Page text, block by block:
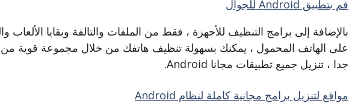
قم بتطبيق Android للجوال
بالإضافة إلى برامج التنظيف للأجهزة ، فقط من الملفات والتالفة وبقايا الألعاب
على الهاتف المحمول ، يمكنك بسهولة تنظيف هاتفك من خلال مجموعة قوية من
جدا ، تنزيل جميع تطبيقات مجانا Android.
مواقع لتنزيل برامج مجانية كاملة لنظام Android